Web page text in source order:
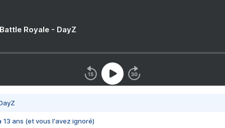
Royale - DayZ
13 ans (et vous l'avez ignoré)